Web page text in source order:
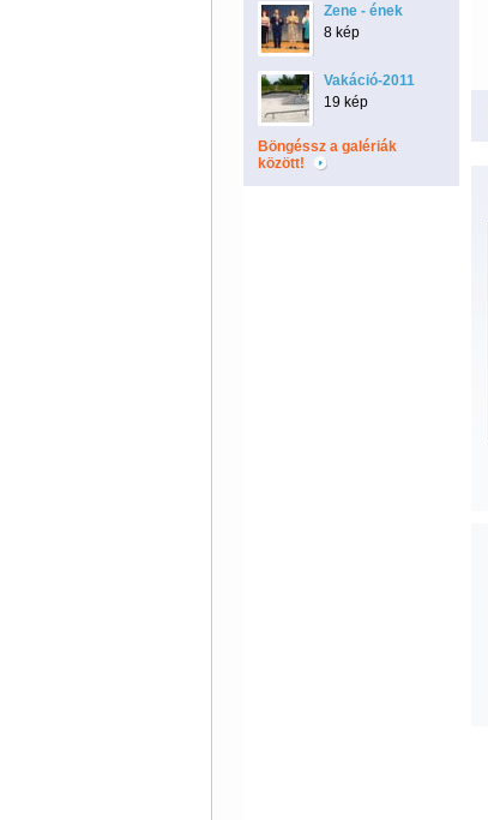
Zene - ének
8 kép
Vakáció-2011
19 kép
Böngéssz a galériák
között!